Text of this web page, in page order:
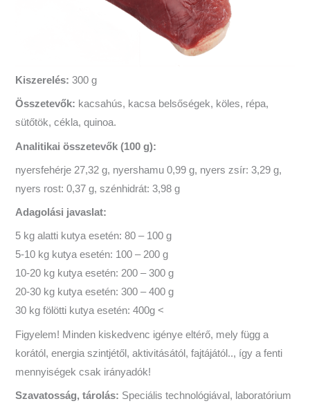
Kiszerelés: 300 g
Összetevők: kacsahús, kacsa belsőségek, köles, répa,
sütőtök, cékla, quinoa.
Analitikai összetevők (100 g):
nyersfehérje 27,32 g, nyershamu 0,99 g, nyers zsír: 3,29 g,
nyers rost: 0,37 g, szénhidrát: 3,98 g
Adagolási javaslat:
5 kg alatti kutya esetén: 80 – 100 g
5-10 kg kutya esetén: 100 – 200 g
10-20 kg kutya esetén: 200 – 300 g
20-30 kg kutya esetén: 300 – 400 g
30 kg fölötti kutya esetén: 400g <
​Figyelem! Minden kiskedvenc igénye eltérő, mely függ a
korától, energia szintjétől, aktivitásától, fajtájától.., így a fenti
mennyiségek csak irányadók!
Szavatosság, tárolás: Speciális technológiával, laboratórium